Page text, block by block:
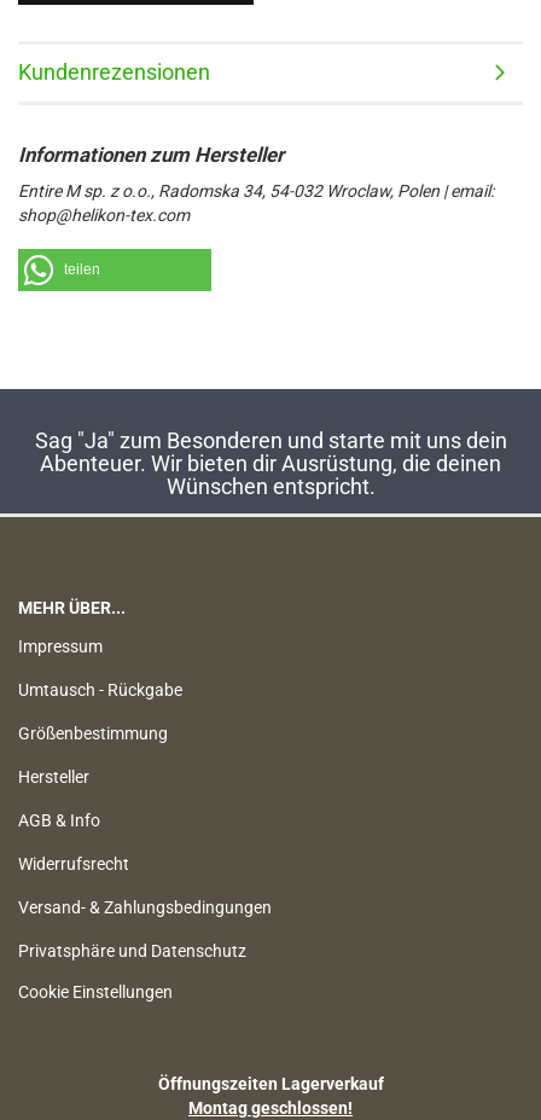
Kundenrezensionen
Entire M sp. z o.o., Radomska 34, 54-032 Wroclaw, Polen | email:
shop@helikon-tex.com
teilen
Sag "Ja" zum Besonderen und starte mit uns dein
Abenteuer. Wir bieten dir Ausrüstung, die deinen
Wünschen entspricht.
MEHR ÜBER...
Impressum
Umtausch - Rückgabe
Größenbestimmung
Hersteller
AGB & Info
Widerrufsrecht
Versand- & Zahlungsbedingungen
Privatsphäre und Datenschutz
Cookie Einstellungen
Öffnungszeiten Lagerverkauf
Montag geschlossen!